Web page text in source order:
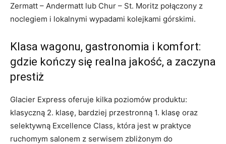
Zermatt – Andermatt lub Chur – St. Moritz połączony z
noclegiem i lokalnymi wypadami kolejkami górskimi.
Klasa wagonu, gastronomia i komfort:
gdzie kończy się realna jakość, a zaczyna
prestiż
Glacier Express oferuje kilka poziomów produktu:
klasyczną 2. klasę, bardziej przestronną 1. klasę oraz
selektywną Excellence Class, która jest w praktyce
ruchomym salonem z serwisem zbliżonym do